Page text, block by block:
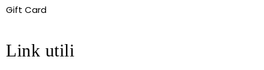
Gift Card
Link utili